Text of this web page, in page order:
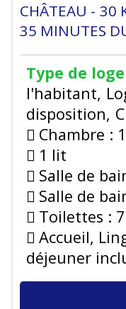
CHÂTEAU 30
35 MINUTES
Type de
l'habitant
disposition
Chambre :
1 lit
Salle de
Salle de
Toilettes : 7
Accueil,
déjeuner